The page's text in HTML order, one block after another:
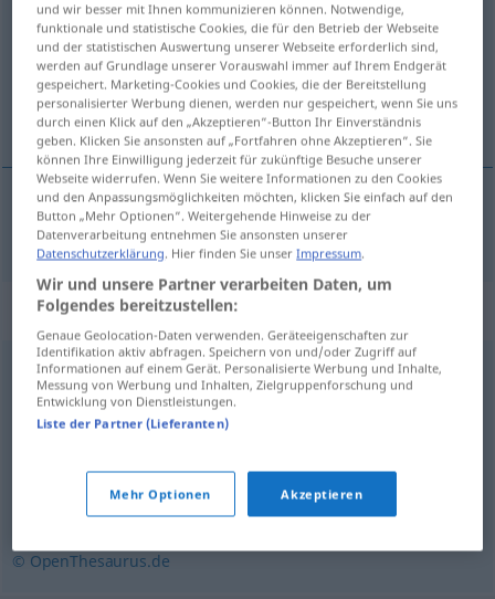
Übersicht aller Übersetzungen
(Für mehr Details die Übersetzung anklicken/antippen)
куцати
куцати pochen
Synonyme für "pochen"
schlagen,hämmern,klopfen
bestehen,(auf etwas) beharren,(auf etwas) dringen
(auf etwas) drängen
© OpenThesaurus.de
und wir besser mit Ihnen kommunizieren können. Notwendige,
funktionale und statistische Cookies, die für den Betrieb der Webseite
und der statistischen Auswertung unserer Webseite erforderlich sind,
werden auf Grundlage unserer Vorauswahl immer auf Ihrem Endgerät
gespeichert. Marketing-Cookies und Cookies, die der Bereitstellung
personalisierter Werbung dienen, werden nur gespeichert, wenn Sie uns
durch einen Klick auf den „Akzeptieren“-Button Ihr Einverständnis
geben. Klicken Sie ansonsten auf „Fortfahren ohne Akzeptieren“. Sie
können Ihre Einwilligung jederzeit für zukünftige Besuche unserer
Webseite widerrufen. Wenn Sie weitere Informationen zu den Cookies
und den Anpassungsmöglichkeiten möchten, klicken Sie einfach auf den
Button „Mehr Optionen“. Weitergehende Hinweise zu der
Datenverarbeitung entnehmen Sie ansonsten unserer
Datenschutzerklärung. Hier finden Sie unserImpressum.
Wir und unsere Partner verarbeiten Daten, um
Folgendes bereitzustellen:
Genaue Geolocation-Daten verwenden. Geräteeigenschaften zur
Identifikation aktiv abfragen. Speichern von und/oder Zugriff auf
Informationen auf einem Gerät. Personalisierte Werbung und Inhalte,
Messung von Werbung und Inhalten, Zielgruppenforschung und
Entwicklung von Dienstleistungen.
Liste der Partner (Lieferanten)
Mehr Optionen Akzeptieren